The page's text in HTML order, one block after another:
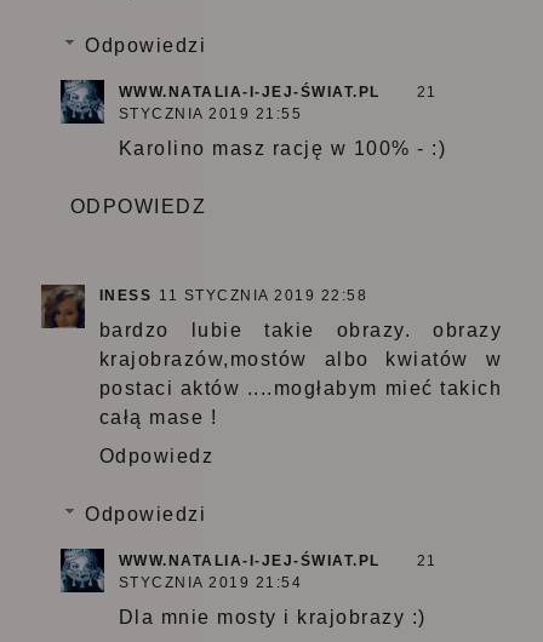
Odpowiedzi
WWW.NATALIA-I-JEJ-ŚWIAT.PL
21
STYCZNIA 2019 21:55
Karolino masz rację w 100% - :)
ODPOWIEDZ
INESS 11 STYCZNIA 2019 22:58
bardzo lubie takie obrazy. obrazy
krajobrazów,mostów albo kwiatów w
postaci aktów ....mogłabym mieć takich
całą mase !
Odpowiedz
Odpowiedzi
WWW.NATALIA-I-JEJ-ŚWIAT.PL
21
STYCZNIA 2019 21:54
Dla mnie mosty i krajobrazy :)